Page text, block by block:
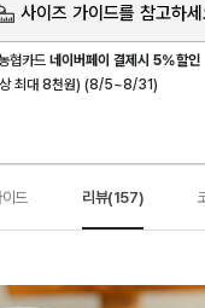
사이즈 가이드를 참고하
협카드네이버페이 결제시 5%할인
최대 8천원) (8/5~8/31)
드 리뷰(157)